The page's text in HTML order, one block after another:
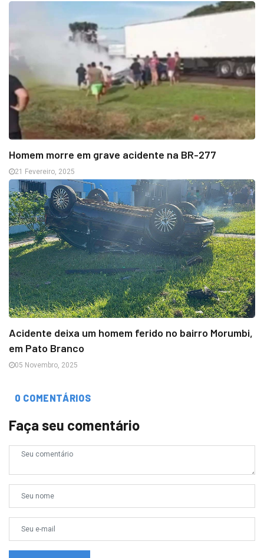
Homem morre em grave acidente na BR-277
21 Fevereiro, 2025
Acidente deixa um homem ferido no bairro Morumbi,
em Pato Branco
05 Novembro, 2025
0 COMENTÁRIOS
Faça seu comentário